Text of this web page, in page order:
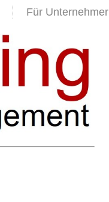
Für Unternehmer